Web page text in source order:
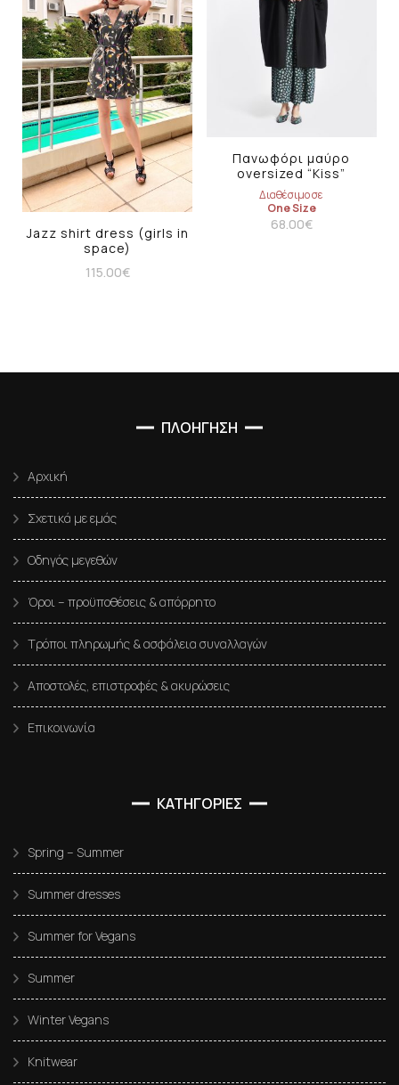
Jazz shirt dress (girls in
space)
115.00€
Πανωφόρι μαύρο
oversized “Kiss”
Διαθέσιμο σε
One Size
68.00€
ΠΛΟΗΓΗΣΗ
Αρχική
Σχετικά με εμάς
Οδηγός μεγεθών
Όροι – προϋποθέσεις & απόρρητο
Τρόποι πληρωμής & ασφάλεια συναλλαγών
Αποστολές, επιστροφές & ακυρώσεις
Επικοινωνία
ΚΑΤΗΓΟΡΙΕΣ
Spring – Summer
Summer dresses
Summer for Vegans
Summer
Winter Vegans
Knitwear